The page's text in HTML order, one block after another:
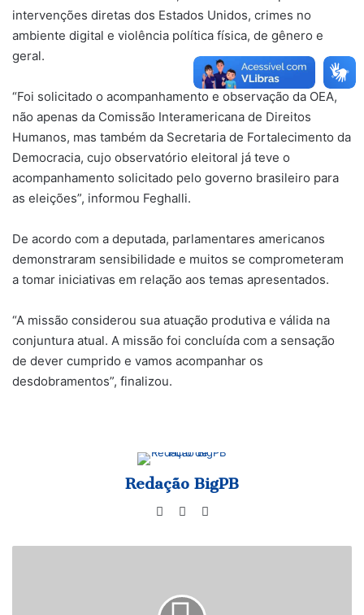
intervenções diretas dos Estados Unidos, crimes no
ambiente digital e violência política física, de gênero e
geral.
“Foi solicitado o acompanhamento e observação da OEA,
não apenas da Comissão Interamericana de Direitos
Humanos, mas também da Secretaria de Fortalecimento da
Democracia, cujo observatório eleitoral já teve o
acompanhamento solicitado pelo governo brasileiro para
as eleições”, informou Feghalli.
De acordo com a deputada, parlamentares americanos
demonstraram sensibilidade e muitos se comprometeram
a tomar iniciativas em relação aos temas apresentados.
“A missão considerou sua atuação produtiva e válida na
conjuntura atual. A missão foi concluída com a sensação
de dever cumprido e vamos acompanhar os
desdobramentos”, finalizou.
Redação BigPB
WebsiteFacebook